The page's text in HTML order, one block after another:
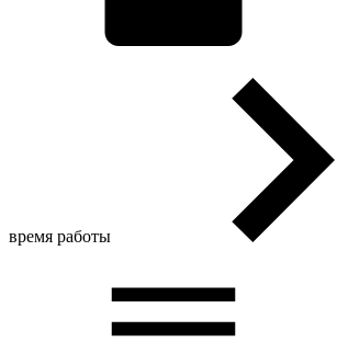
время работы